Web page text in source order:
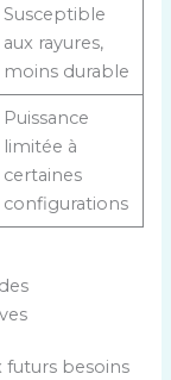
Susceptible
aux rayures,
moins durable
Puissance
limitée à
certaines
configurations
futurs besoins